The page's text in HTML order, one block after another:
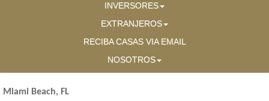
INVERSORES
EXTRANJEROS
RECIBA CASAS VIA EMAIL
NOSOTROS
Miami Beach, FL